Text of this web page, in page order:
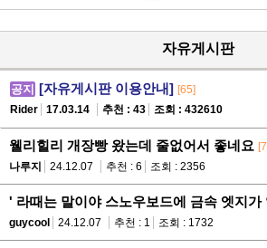
자유게시판
공지 [자유게시판 이용안내] [65]
Rider
17.03.14 추천 : 43 조회 : 432610
웰리힐리 개장빵 왔는데 줄없어서 좋네요
나루지
24.12.07 추천 : 6 조회 : 2356
' 라때는 말이야 스노우보드에 금속 엣지가
guycool 24.12.07 추천 : 1 조회 : 1732